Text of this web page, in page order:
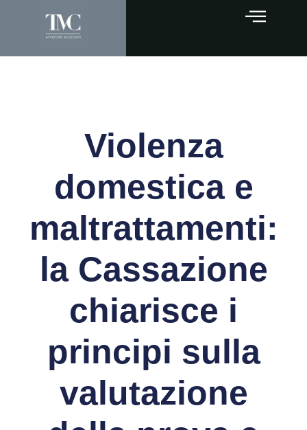
Violenza
domestica e
maltrattamenti:
la Cassazione
chiarisce i
principi sulla
valutazione